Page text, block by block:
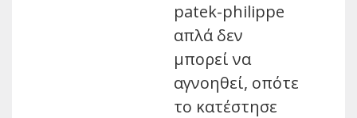
patek-philippe
απλά δεν
μπορεί να
αγνοηθεί, οπότε
το κατέστησε